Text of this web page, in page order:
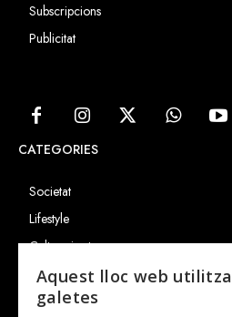
Subscripcions
Publicitat
CATEGORIES
Societat
Lifestyle
Cultura i art
Entrevistes
Gastronomia
Aquest lloc web utilitza
galetes